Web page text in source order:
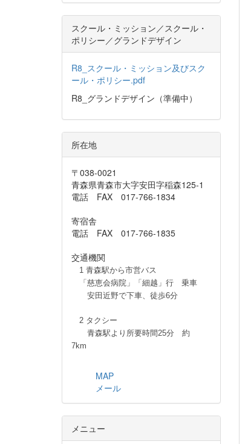
スクール・ミッション／スクール・
ポリシー／グランドデザイン
R8_スクール・ミッション及びスク
ール・ポリシー.pdf
R8_グランドデザイン（準備中）
所在地
〒038-0021
青森県青森市大字安田字稲森125-1
電話 FAX 017-766-1834
寄宿舎
電話 FAX 017-766-1835
交通機関
1 青森駅から市営バス
「慈恵会病院」「細越」行 乗車
安田近野で下車、徒歩6分
2 タクシー
青森駅より所要時間25分 約
7km
MAP
メール
メニュー